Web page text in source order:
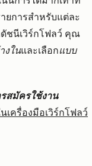
ยการสำหรับแต่ละ
ชนีเวิร์กโฟลว์ คุณ
งในและเลือกแบบ
สมัครใช้งาน
เครื่องมือเวิร์กโฟลว์